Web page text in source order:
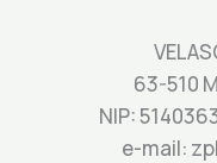
63-510
NIP:
e-mail: